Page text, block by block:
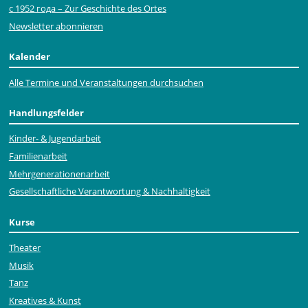
с 1952 года – Zur Geschichte des Ortes
Newsletter abonnieren
Kalender
Alle Termine und Veranstaltungen durchsuchen
Handlungsfelder
Kinder- & Jugendarbeit
Familienarbeit
Mehr­generationen­arbeit
Gesellschaftliche Verantwortung & Nachhaltigkeit
Kurse
Theater
Musik
Tanz
Kreatives & Kunst